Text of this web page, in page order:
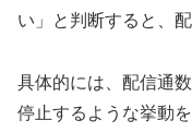
い」と判断すると、
具体的には、配信通
停止するような挙動